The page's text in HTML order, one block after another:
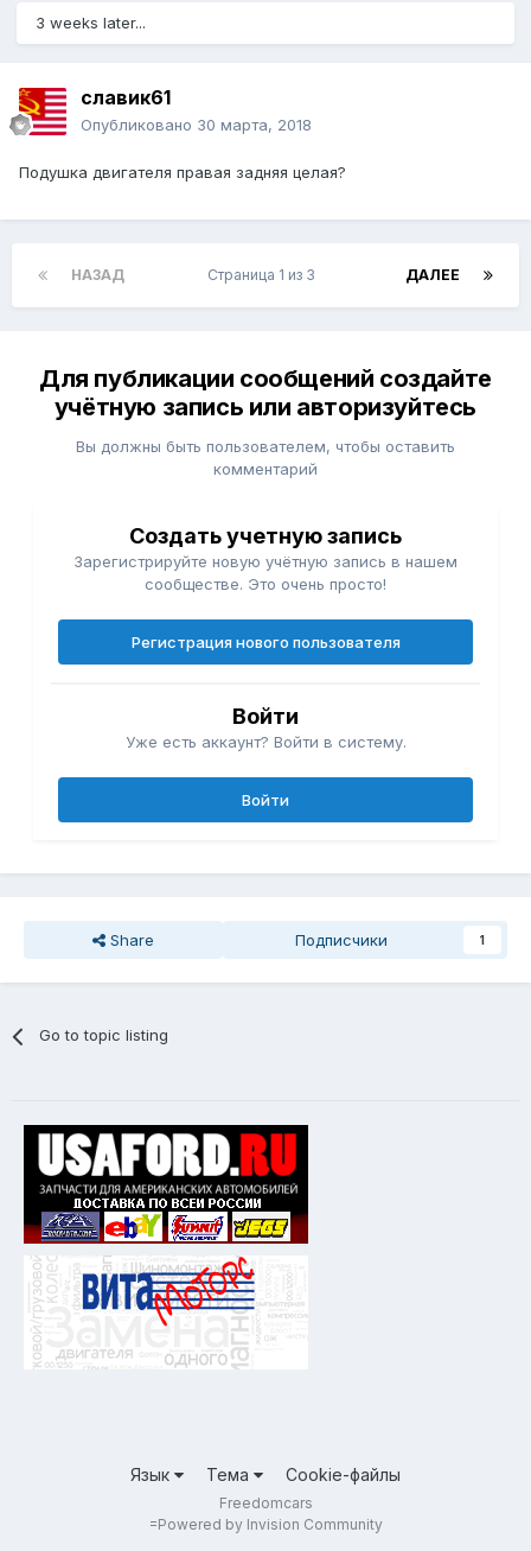
3 weeks later...
славик61
Опубликовано 30 марта, 2018
Подушка двигателя правая задняя целая?
НАЗАД ДАЛЕЕ
Страница 1 из 3
Для публикации сообщений создайте
учётную запись или авторизуйтесь
Вы должны быть пользователем, чтобы оставить
комментарий
Создать учетную запись
Зарегистрируйте новую учётную запись в нашем
сообществе. Это очень просто!
Регистрация нового пользователя
Войти
Уже есть аккаунт? Войти в систему.
Войти
Share Подписчики 1
Go to topic listing
Язык Тема Cookie-файлы
Freedomcars
=Powered by Invision Community